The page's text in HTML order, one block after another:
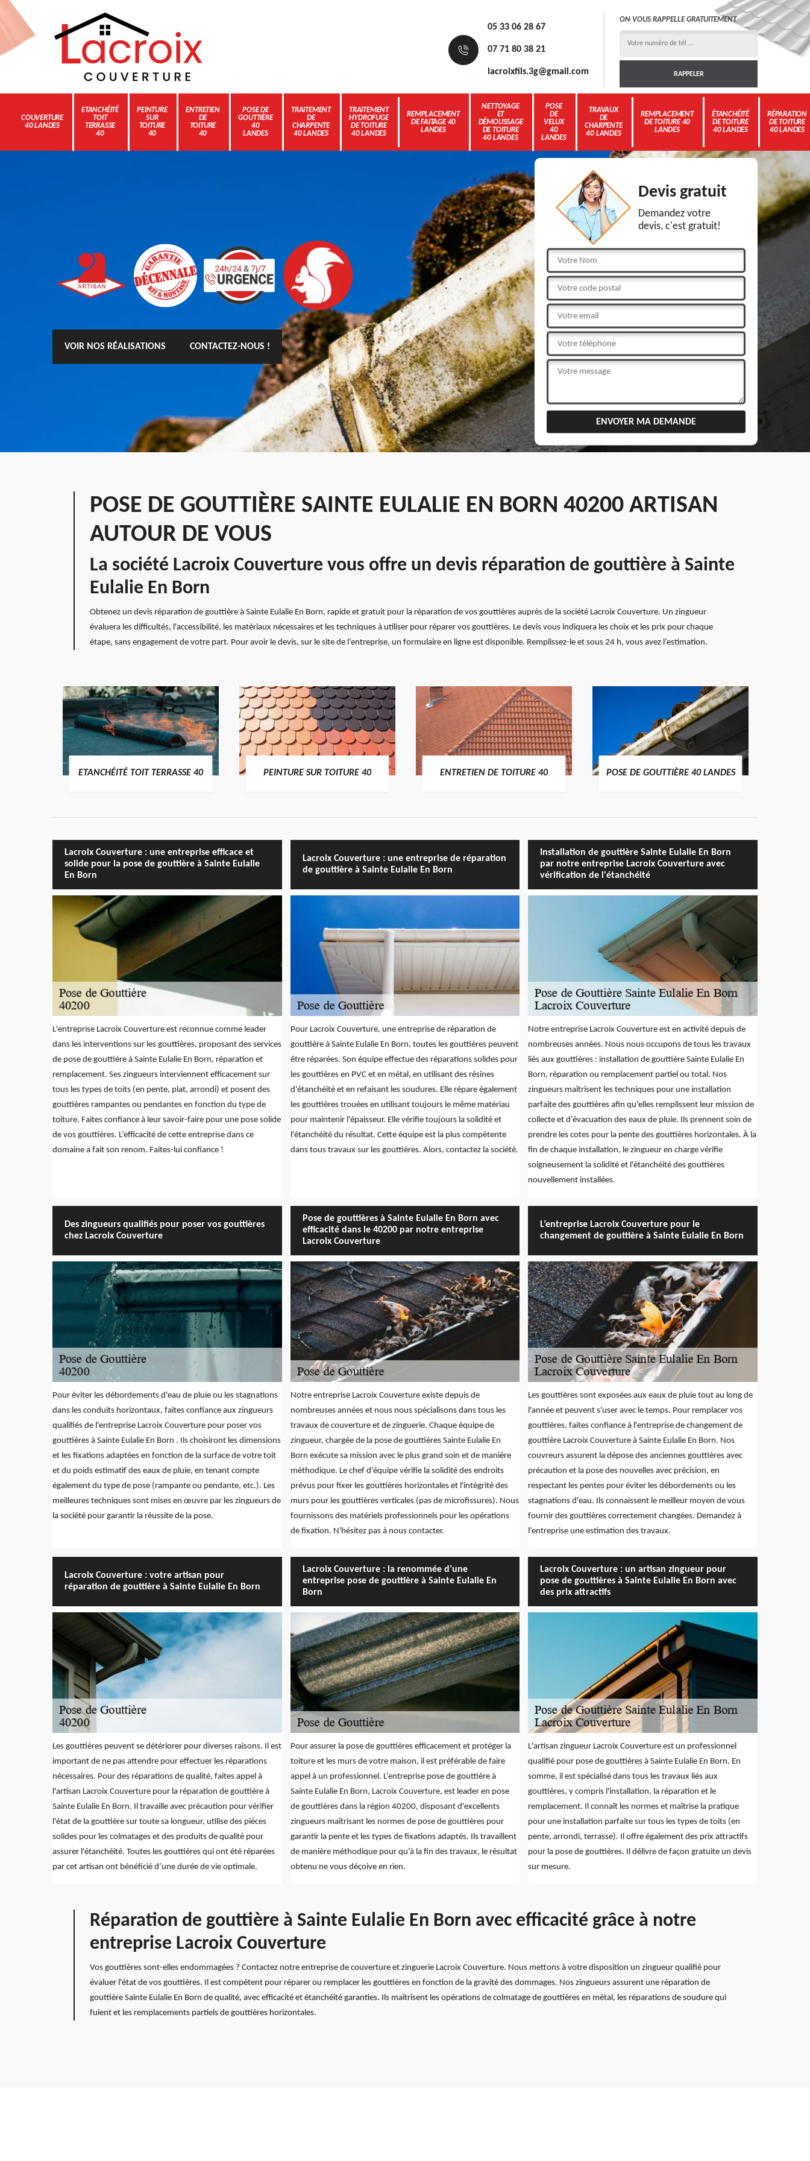
05 33 06 28 67
07 71 80 38 21
lacroixfils.3g@gmail.com
ON VOUS RAPPELLE GRATUITEMENT
COUVERTURE
40 LANDES
ETANCHÉITÉ
TOIT
TERRASSE
40
PEINTURE
SUR
TOITURE
40
ENTRETIEN
DE
TOITURE
40
POSE DE
GOUTTIÈRE
40
LANDES
TRAITEMENT
DE
CHARPENTE
40 LANDES
TRAITEMENT
HYDROFUGE
DE TOITURE
40 LANDES
REMPLACEMENT
DE FAITAGE 40
LANDES
NETTOYAGE
ET
DÉMOUSSAGE
DE TOITURE
40 LANDES
POSE
DE
VELUX
40
LANDES
TRAVAUX
DE
CHARPENTE
40 LANDES
REMPLACEMENT
DE TOITURE 40
LANDES
ÉTANCHÉITÉ
DE TOITURE
40 LANDES
RÉPARATION
DE TOITURE
40 LANDES
VOIR NOS RÉALISATIONS CONTACTEZ-NOUS !
Devis gratuit
Demandez votre
devis, c'est gratuit!
POSE DE GOUTTIÈRE SAINTE EULALIE EN BORN 40200 ARTISAN
AUTOUR DE VOUS
La société Lacroix Couverture vous offre un devis réparation de gouttière à Sainte
Eulalie En Born
Obtenez un devis réparation de gouttière à Sainte Eulalie En Born, rapide et gratuit pour la réparation de vos gouttières auprès de la société Lacroix Couverture. Un zingueur
évaluera les difficultés, l'accessibilité, les matériaux nécessaires et les techniques à utiliser pour réparer vos gouttières. Le devis vous indiquera les choix et les prix pour chaque
étape, sans engagement de votre part. Pour avoir le devis, sur le site de l’entreprise, un formulaire en ligne est disponible. Remplissez-le et sous 24 h, vous avez l’estimation.
ETANCHÉITÉ TOIT TERRASSE 40 PEINTURE SUR TOITURE 40 ENTRETIEN DE TOITURE 40 POSE DE GOUTTIÈRE 40 LANDES
Lacroix Couverture : une entreprise efficace et
solide pour la pose de gouttière à Sainte Eulalie
En Born
L'entreprise Lacroix Couverture est reconnue comme leader
dans les interventions sur les gouttières, proposant des services
de pose de gouttière à Sainte Eulalie En Born, réparation et
remplacement. Ses zingueurs interviennent efficacement sur
tous les types de toits (en pente, plat, arrondi) et posent des
gouttières rampantes ou pendantes en fonction du type de
toiture. Faites confiance à leur savoir-faire pour une pose solide
de vos gouttières. L’efficacité de cette entreprise dans ce
domaine a fait son renom. Faites-lui confiance !
Lacroix Couverture : une entreprise de réparation
de gouttière à Sainte Eulalie En Born
Pour Lacroix Couverture, une entreprise de réparation de
gouttière à Sainte Eulalie En Born, toutes les gouttières peuvent
être réparées. Son équipe effectue des réparations solides pour
les gouttières en PVC et en métal, en utilisant des résines
d'étanchéité et en refaisant les soudures. Elle répare également
les gouttières trouées en utilisant toujours le même matériau
pour maintenir l'épaisseur. Elle vérifie toujours la solidité et
l'étanchéité du résultat. Cette équipe est la plus compétente
dans tous travaux sur les gouttières. Alors, contactez la société.
Installation de gouttière Sainte Eulalie En Born
par notre entreprise Lacroix Couverture avec
vérification de l'étanchéité
Notre entreprise Lacroix Couverture est en activité depuis de
nombreuses années. Nous nous occupons de tous les travaux
liés aux gouttières : installation de gouttière Sainte Eulalie En
Born, réparation ou remplacement partiel ou total. Nos
zingueurs maîtrisent les techniques pour une installation
parfaite des gouttières afin qu'elles remplissent leur mission de
collecte et d’évacuation des eaux de pluie. Ils prennent soin de
prendre les cotes pour la pente des gouttières horizontales. À la
fin de chaque installation, le zingueur en charge vérifie
soigneusement la solidité et l'étanchéité des gouttières
nouvellement installées.
Des zingueurs qualifiés pour poser vos gouttières
chez Lacroix Couverture
Pour éviter les débordements d'eau de pluie ou les stagnations
dans les conduits horizontaux, faites confiance aux zingueurs
qualifiés de l'entreprise Lacroix Couverture pour poser vos
gouttières à Sainte Eulalie En Born . Ils choisiront les dimensions
et les fixations adaptées en fonction de la surface de votre toit
et du poids estimatif des eaux de pluie, en tenant compte
également du type de pose (rampante ou pendante, etc.). Les
meilleures techniques sont mises en œuvre par les zingueurs de
la société pour garantir la réussite de la pose.
Pose de gouttières à Sainte Eulalie En Born avec
efficacité dans le 40200 par notre entreprise
Lacroix Couverture
Notre entreprise Lacroix Couverture existe depuis de
nombreuses années et nous nous spécialisons dans tous les
travaux de couverture et de zinguerie. Chaque équipe de
zingueur, chargée de la pose de gouttières Sainte Eulalie En
Born exécute sa mission avec le plus grand soin et de manière
méthodique. Le chef d'équipe vérifie la solidité des endroits
prévus pour fixer les gouttières horizontales et l'intégrité des
murs pour les gouttières verticales (pas de microfissures). Nous
fournissons des matériels professionnels pour les opérations
de fixation. N'hésitez pas à nous contacter.
L’entreprise Lacroix Couverture pour le
changement de gouttière à Sainte Eulalie En Born
Les gouttières sont exposées aux eaux de pluie tout au long de
l'année et peuvent s'user avec le temps. Pour remplacer vos
gouttières, faites confiance à l'entreprise de changement de
gouttière Lacroix Couverture à Sainte Eulalie En Born. Nos
couvreurs assurent la dépose des anciennes gouttières avec
précaution et la pose des nouvelles avec précision, en
respectant les pentes pour éviter les débordements ou les
stagnations d'eau. Ils connaissent le meilleur moyen de vous
fournir des gouttières correctement changées. Demandez à
l’entreprise une estimation des travaux.
Lacroix Couverture : votre artisan pour
réparation de gouttière à Sainte Eulalie En Born
Les gouttières peuvent se détériorer pour diverses raisons. Il est
important de ne pas attendre pour effectuer les réparations
nécessaires. Pour des réparations de qualité, faites appel à
l'artisan Lacroix Couverture pour la réparation de gouttière à
Sainte Eulalie En Born. Il travaille avec précaution pour vérifier
l'état de la gouttière sur toute sa longueur, utilise des pièces
solides pour les colmatages et des produits de qualité pour
assurer l'étanchéité. Toutes les gouttières qui ont été réparées
par cet artisan ont bénéficié d’une durée de vie optimale.
Lacroix Couverture : la renommée d’une
entreprise pose de gouttière à Sainte Eulalie En
Born
Pour assurer la pose de gouttières efficacement et protéger la
toiture et les murs de votre maison, il est préférable de faire
appel à un professionnel. L’entreprise pose de gouttière à
Sainte Eulalie En Born, Lacroix Couverture, est leader en pose
de gouttières dans la région 40200, disposant d'excellents
zingueurs maîtrisant les normes de pose de gouttières pour
garantir la pente et les types de fixations adaptés. Ils travaillent
de manière méthodique pour qu’à la fin des travaux, le résultat
obtenu ne vous déçoive en rien.
Lacroix Couverture : un artisan zingueur pour
pose de gouttières à Sainte Eulalie En Born avec
des prix attractifs
L'artisan zingueur Lacroix Couverture est un professionnel
qualifié pour pose de gouttières à Sainte Eulalie En Born. En
somme, il est spécialisé dans tous les travaux liés aux
gouttières, y compris l'installation, la réparation et le
remplacement. Il connaît les normes et maîtrise la pratique
pour une installation parfaite sur tous les types de toits (en
pente, arrondi, terrasse). Il offre également des prix attractifs
pour la pose de gouttières. Il délivre de façon gratuite un devis
sur mesure.
Réparation de gouttière à Sainte Eulalie En Born avec efficacité grâce à notre
entreprise Lacroix Couverture
Vos gouttières sont-elles endommagées ? Contactez notre entreprise de couverture et zinguerie Lacroix Couverture. Nous mettons à votre disposition un zingueur qualifié pour
évaluer l'état de vos gouttières. Il est compétent pour réparer ou remplacer les gouttières en fonction de la gravité des dommages. Nos zingueurs assurent une réparation de
gouttière Sainte Eulalie En Born de qualité, avec efficacité et étanchéité garanties. Ils maîtrisent les opérations de colmatage de gouttières en métal, les réparations de soudure qui
fuient et les remplacements partiels de gouttières horizontales.